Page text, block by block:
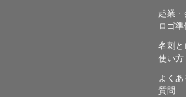
起業
ロゴ
名刺
使い方
よくあ
質問